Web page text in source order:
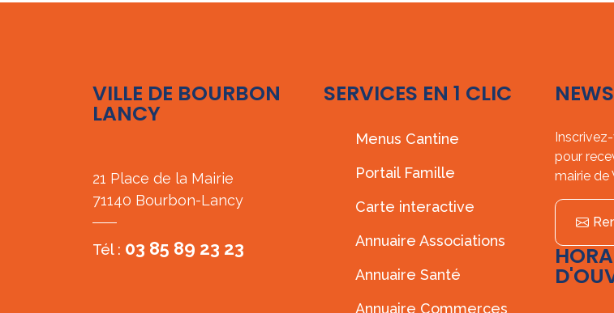
VILLE DE BOURBON
LANCY
21 Place de la Mairie
71140 Bourbon-Lancy
Tél : 03 85 89 23 23
SERVICES EN 1 CLIC
Menus Cantine
Portail Famille
Carte interactive
Annuaire Associations
Annuaire Santé
Annuaire Commerces
pour
mairie de